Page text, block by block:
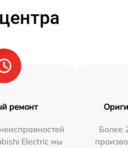
ремонт
Electric мы
Более